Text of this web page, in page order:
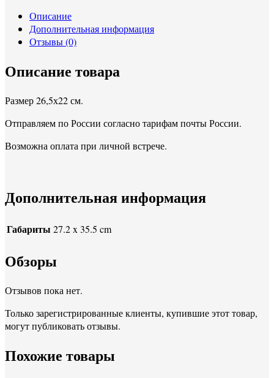
Описание
Дополнительная информация
Отзывы (0)
Описание товара
Размер 26,5х22 см.
Отправляем по России согласно тарифам почты России.
Возможна оплата при личной встрече.
Дополнительная информация
Габариты 27.2 x 35.5 cm
Обзоры
Отзывов пока нет.
Только зарегистрированные клиенты, купившие этот товар,
могут публиковать отзывы.
Похожие товары